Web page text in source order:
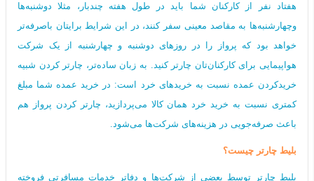
هفتاد نفر از کارکنان شما باید در طول هفته چندبار، مثلا دوشنبه‌ها
وچهارشنبه‌ها به مقاصد معینی سفر کنند، در این شرایط برایتان باصرفه‌تر
خواهد بود که پرواز را در روزهای دوشنبه و چهارشنبه از یک شرکت
هواپیمایی برای کارکنان‌تان چارتر کنید. به زبان ساده‌تر، چارتر کردن شبیه
خریدکردن عمده نسبت به خریدهای خرد است: در خرید عمده شما مبلغ
کمتری نسبت به خرید خرد همان کالا می‌‌پردازید، چارتر کردن پرواز هم
باعث صرفه‌جویی در هزینه‌های شرکت‌ها می‌شود.
بلیط چارتر چیست؟
بلیط چارتر توسط بعضی از شرکت‌ها و دفاتر خدمات مسافرتی فروخته